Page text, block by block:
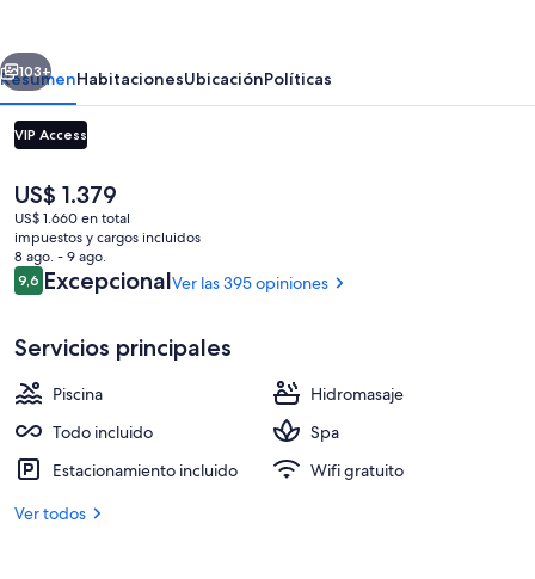
-
All
Inclusive
Siguiente
103+
ResumenHabitacionesUbicaciónPolíticas
VIP Access
El
precio
actual
es
de
US$ 1.379
US$ 1.379
US$ 1.660 en total
impuestos y cargos incluidos
8 ago. - 9 ago.
Opiniones
9,69,6 de 10
ExcepcionalVer las 395 opiniones
Servicios principales
Piscina
Hidromasaje
Todo incluido
Spa
Estacionamiento incluido
Wifi gratuito
Ver todos